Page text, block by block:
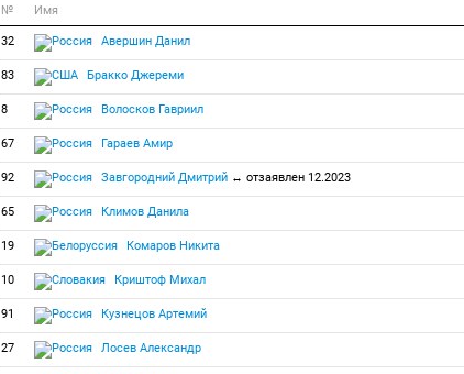
№ Имя
32 Авершин Данил
83 Бракко Джереми
8 Волосков Гавриил
67 Гараев Амир
92 Завгородний Дмитрий ↔ отзаявлен 12.2023
65 Климов Данила
19 Комаров Никита
10 Криштоф Михал
91 Кузнецов Артемий
27 Лосев Александр